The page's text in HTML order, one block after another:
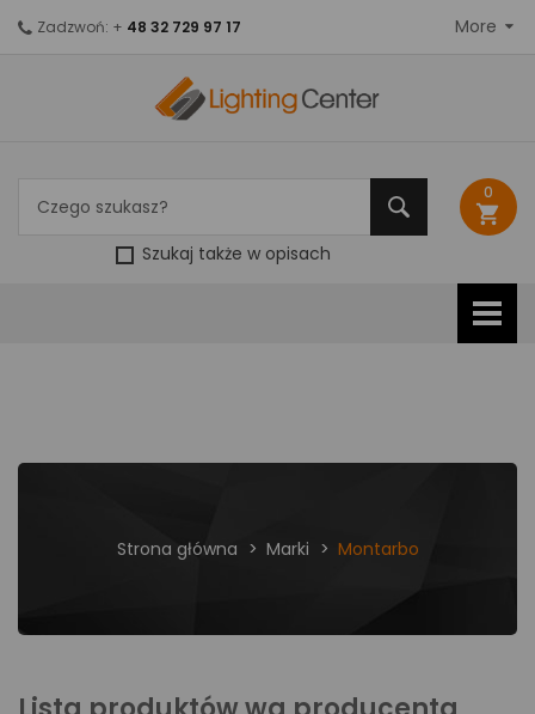
Szukaj także w opisach
0
shopping_cart
Zadzwoń: + 48 32 729 97 17 More
Strona główna Marki Montarbo